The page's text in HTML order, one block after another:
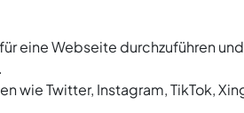
eine Webseite durchzuführen
wie Twitter, Instagram, TikTok,